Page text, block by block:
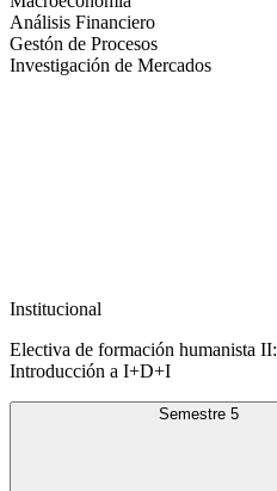
Análisis Financiero
Gestón de Procesos
Investigación de Mercados
Institucional
Electiva de formación humanista II:
Introducción a I+D+I
Semestre 5